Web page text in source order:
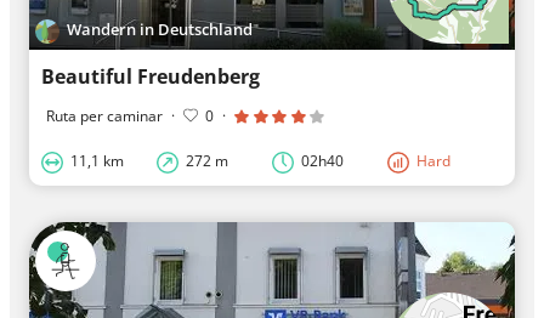
Wandern in Deutschland
Beautiful Freudenberg
Ruta per caminar · 0 ·
11,1 km 272 m 02h40 Hard